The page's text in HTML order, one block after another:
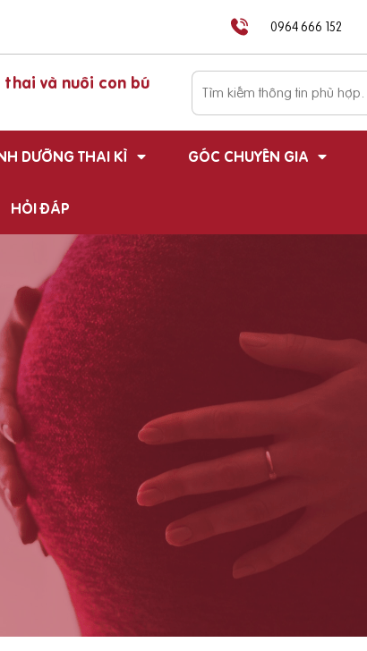
0964 666 152
thai và nuôi con bú
DƯỠNG THAI KÌ GÓC CHUYÊN GIA
HỎI ĐÁP